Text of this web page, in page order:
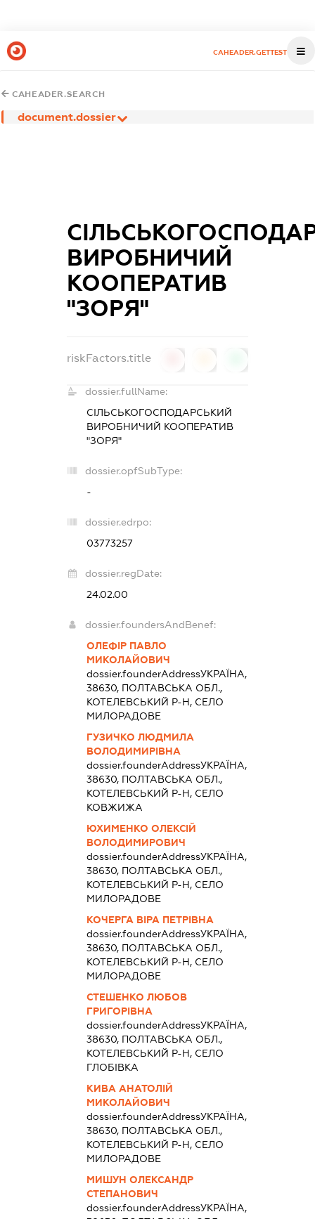
CAHEADER.GETTEST
CAHEADER.SEARCH
document.dossier
ВИРОБНИЧИЙ
КООПЕРАТИВ
"ЗОРЯ"
riskFactors.title
dossier.fullName:
СІЛЬСЬКОГОСПОДАРСЬКИЙ
ВИРОБНИЧИЙ КООПЕРАТИВ
"ЗОРЯ"
dossier.opfSubType:
-
dossier.edrpo:
03773257
dossier.regDate:
24.02.00
dossier.foundersAndBenef:
ОЛЕФІР ПАВЛО
МИКОЛАЙОВИЧ
dossier.founderAddressУКРАЇНА,
38630, ПОЛТАВСЬКА ОБЛ.,
КОТЕЛЕВСЬКИЙ Р-Н, СЕЛО
МИЛОРАДОВЕ
ГУЗИЧКО ЛЮДМИЛА
ВОЛОДИМИРІВНА
dossier.founderAddressУКРАЇНА,
38630, ПОЛТАВСЬКА ОБЛ.,
КОТЕЛЕВСЬКИЙ Р-Н, СЕЛО
КОВЖИЖА
ЮХИМЕНКО ОЛЕКСІЙ
ВОЛОДИМИРОВИЧ
dossier.founderAddressУКРАЇНА,
38630, ПОЛТАВСЬКА ОБЛ.,
КОТЕЛЕВСЬКИЙ Р-Н, СЕЛО
МИЛОРАДОВЕ
КОЧЕРГА ВІРА ПЕТРІВНА
dossier.founderAddressУКРАЇНА,
38630, ПОЛТАВСЬКА ОБЛ.,
КОТЕЛЕВСЬКИЙ Р-Н, СЕЛО
МИЛОРАДОВЕ
СТЕШЕНКО ЛЮБОВ
ГРИГОРІВНА
dossier.founderAddressУКРАЇНА,
38630, ПОЛТАВСЬКА ОБЛ.,
КОТЕЛЕВСЬКИЙ Р-Н, СЕЛО
ГЛОБІВКА
КИВА АНАТОЛІЙ
МИКОЛАЙОВИЧ
dossier.founderAddressУКРАЇНА,
38630, ПОЛТАВСЬКА ОБЛ.,
КОТЕЛЕВСЬКИЙ Р-Н, СЕЛО
МИЛОРАДОВЕ
МИШУН ОЛЕКСАНДР
СТЕПАНОВИЧ
dossier.founderAddressУКРАЇНА,